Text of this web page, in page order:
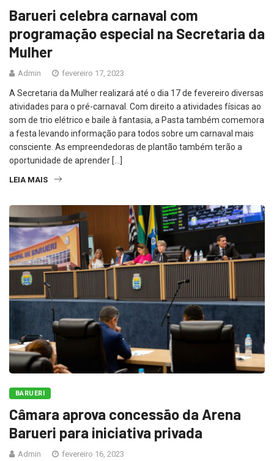
Barueri celebra carnaval com
programação especial na Secretaria da
Mulher
Admin fevereiro 17, 2023
A Secretaria da Mulher realizará até o dia 17 de fevereiro diversas
atividades para o pré-carnaval. Com direito a atividades físicas ao
som de trio elétrico e baile à fantasia, a Pasta também comemora
a festa levando informação para todos sobre um carnaval mais
consciente. As empreendedoras de plantão também terão a
oportunidade de aprender […]
LEIA MAIS
BARUERI
Câmara aprova concessão da Arena
Barueri para iniciativa privada
Admin fevereiro 16, 2023